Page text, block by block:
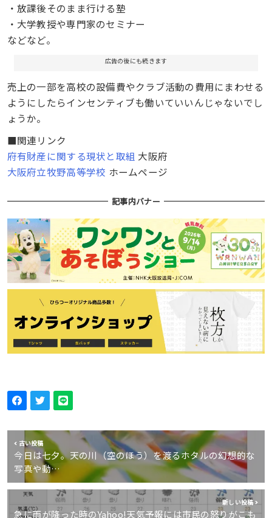
・放課後そのまま行ける塾
・大学教授や専門家のセミナー
などなど。
広告の後にも続きます
売上の一部を高校の設備費やクラブ活動の費用にまわせる
ようにしたらインセンティブも働いていいんじゃないでし
ょうか。
■関連リンク
府有財産に関する現状と取組 大阪府
大阪府立牧野高等学校 ホームページ
記事内バナー
古い投稿
今日は七夕。天の川（空のほう）を渡るホタルの幻想的な
写真や動…
新しい投稿
急に雨が降った時のYahoo!天気予報には市民の怒りがこも